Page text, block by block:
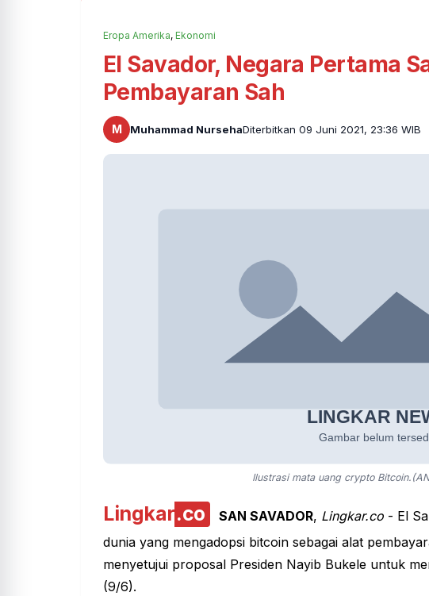
Eropa Amerika, Ekonomi
El Savador, Negara Pertama
Pembayaran Sah
M Muhammad NursehaDiterbitkan 09 Juni 2021, 23:36 WIB
Ilustrasi mata uang crypto
Lingkar.co SAN SAVADOR, Lingkar.co- El
dunia yang mengadopsi bitcoin sebagai alat
menyetujui proposal Presiden Nayib Bukele untuk
(9/6).